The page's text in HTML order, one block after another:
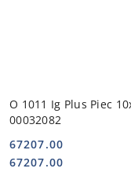
O 1011 Ig Plus Piec
00032082
Cena:
67207.00
Cena:
67207.00